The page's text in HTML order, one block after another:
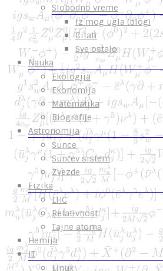
Slobodno vreme
Iz mog ugla (blog)
Citati
Sve ostalo
Nauka
Ekologija
Ekonomija
Matematika
Biografije
Astronomija
Sunce
Sunčev sistem
Zvezde
Fizika
LHC
Relativnost
Tajne atoma
Hemija
IT
Linux